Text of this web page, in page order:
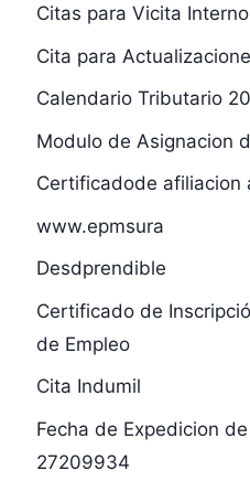
Citas para Vicita
Cita para
Calendario Tributario
Modulo de Asignacion
Certificadode afiliacion
www.epmsura
Desdprendible
Certificado de
de Empleo
Cita Indumil
Fecha de Expedicion
27209934